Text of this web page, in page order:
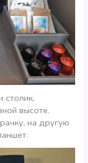
высоте.
на другую